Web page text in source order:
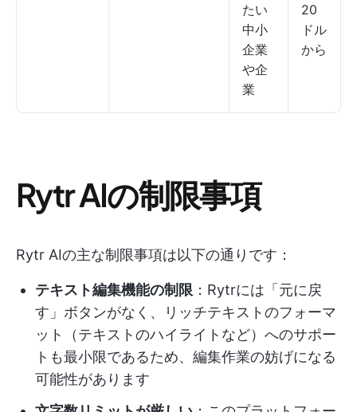
たい
中小
企業
や企
業
20
ドル
から
Rytr AIの制限事項
Rytr AIの主な制限事項は以下の通りです：
テキスト編集機能の制限 ：Rytrには「元に戻
す」ボタンがなく、リッチテキストのフォーマ
ット（テキストのハイライトなど）へのサポー
トも最小限であるため、編集作業の妨げになる
可能性があります